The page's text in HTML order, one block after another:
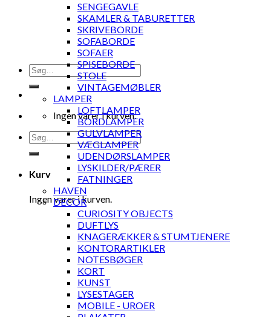
Søg
efter:
Ingen varer i kurven.
Søg
efter:
Kurv
Ingen varer i kurven.
SENGEGAVLE
SKAMLER & TABURETTER
SKRIVEBORDE
SOFABORDE
SOFAER
SPISEBORDE
STOLE
VINTAGEMØBLER
LAMPER
LOFTLAMPER
BORDLAMPER
GULVLAMPER
VÆGLAMPER
UDENDØRSLAMPER
LYSKILDER/PÆRER
FATNINGER
HAVEN
DECOR
CURIOSITY OBJECTS
DUFTLYS
KNAGERÆKKER & STUMTJENERE
KONTORARTIKLER
NOTESBØGER
KORT
KUNST
LYSESTAGER
MOBILE - UROER